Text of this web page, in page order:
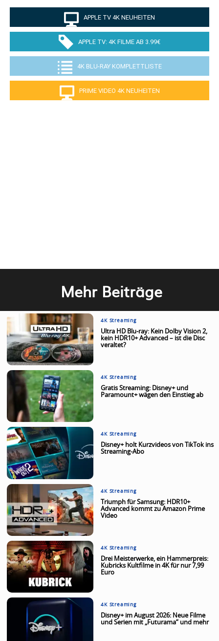
APPLE TV 4K NEUHEITEN
APPLE TV: 4K FILME AB 3.99€
4K BLU-RAY KOMPLETTLISTE
PRIME VIDEO 4K NEUHEITEN
Mehr Beiträge
4K Streaming
Ultra HD Blu-ray: Kein Dolby Vision 2,
kein HDR10+ Advanced – ist die Disc
veraltet?
4K Streaming
Gratis Streaming: Disney+ und
Paramount+ wägen den Einstieg ab
4K Streaming
Disney+ holt Kurzvideos von TikTok ins
Streaming-Abo
4K Streaming
Triumph für Samsung: HDR10+
Advanced kommt zu Amazon Prime
Video
4K Streaming
Drei Meisterwerke, ein Hammerpreis:
Kubricks Kultfilme in 4K für nur 7,99
Euro
4K Streaming
Disney+ im August 2026: Neue Filme
und Serien mit „Futurama“ und mehr